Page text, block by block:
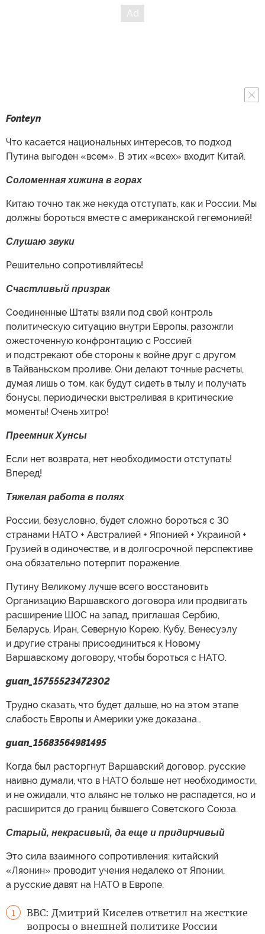
Fonteyn
Что касается национальных интересов, то подход
Путина выгоден «всем». В этих «всех» входит Китай.
Соломенная хижина в горах
Китаю точно так же некуда отступать, как и России. Мы
должны бороться вместе с американской гегемонией!
Слушаю звуки
Решительно сопротивляйтесь!
Счастливый призрак
Соединенные Штаты взяли под свой контроль
политическую ситуацию внутри Европы, разожгли
ожесточенную конфронтацию с Россией
и подстрекают обе стороны к войне друг с другом
в Тайваньском проливе. Они делают точные расчеты,
думая лишь о том, как будут сидеть в тылу и получать
бонусы, периодически выстреливая в критические
моменты! Очень хитро!
Преемник Хунсы
Если нет возврата, нет необходимости отступать!
Вперед!
Тяжелая работа в полях
России, безусловно, будет сложно бороться с 30
странами НАТО + Австралией + Японией + Украиной +
Грузией в одиночестве, и в долгосрочной перспективе
она обязательно потерпит поражение.
Путину Великому лучше всего восстановить
Организацию Варшавского договора или продвигать
расширение ШОС на запад, приглашая Сербию,
Беларусь, Иран, Северную Корею, Кубу, Венесуэлу
и другие страны присоединиться к Новому
Варшавскому договору, чтобы бороться с НАТО.
guan_15755523472302
Трудно сказать, что будет дальше, но на этом этапе
слабость Европы и Америки уже доказана…
guan_15683564981495
Когда был расторгнут Варшавский договор, русские
наивно думали, что в НАТО больше нет необходимости,
и не ожидали, что альянс не только не распадется, но и
расширится до границ бывшего Советского Союза.
Старый, некрасивый, да еще и придирчивый
Это сила взаимного сопротивления: китайский
«Ляонин» проводит учения недалеко от Японии,
а русские давят на НАТО в Европе.
1
BBC: Дмитрий Киселев ответил на жесткие
вопросы о внешней политике России